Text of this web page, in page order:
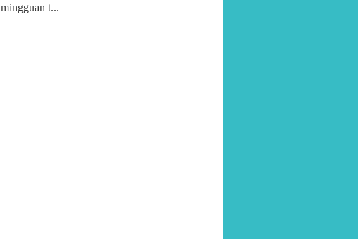
mingguan t...